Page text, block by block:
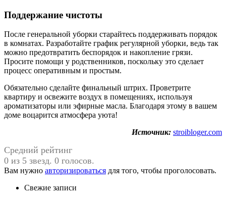
Поддержание чистоты
После генеральной уборки старайтесь поддерживать порядок
в комнатах. Разработайте график регулярной уборки, ведь так
можно предотвратить беспорядок и накопление грязи.
Просите помощи у родственников, поскольку это сделает
процесс оперативным и простым.
Обязательно сделайте финальный штрих. Проветрите
квартиру и освежите воздух в помещениях, используя
ароматизаторы или эфирные масла. Благодаря этому в вашем
доме воцарится атмосфера уюта!
Источник: stroibloger.com
Средний рейтинг
0 из 5 звезд. 0 голосов.
Вам нужно авторизироваться для того, чтобы проголосовать.
Свежие записи